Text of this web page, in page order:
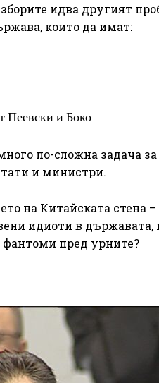
идва другият
които да имат:
Пеевски и Боко
по-сложна задача
и министри.
на Китайската
идиоти в
пред урните?